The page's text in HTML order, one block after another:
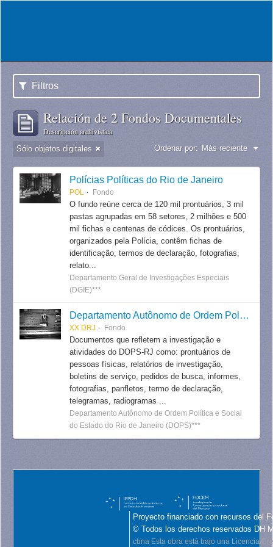
Filtros
Relación de 2 Fondos Documentales
Descripción archivística
Sólo objetos digitales Ordenar por: Más reciente
Polícias Políticas do Rio de Janeiro
POL Fondo
O fundo reúne cerca de 120 mil prontuários, 3 mil
pastas agrupadas em 58 setores, 2 milhões e 500
mil fichas e centenas de códices. Os prontuários,
organizados pela Polícia, contêm fichas de
identificação, termos de declaração, fotografias,
relato...
Departamento Geral de Investigações Especiais
(DGIE)***
Departamento Autônomo de Ordem Política e Social do Estado do Rio de Janeiro
XX DRJ Fondo
Documentos que refletem a investigação e
atividades do DOPS-RJ como: prontuários de
pessoas físicas, relatórios de investigação,
boletins de serviço, pedidos de busca, informes,
fotografias, panfletos, termo de declaração,
telegramas, radiogramas ...
Departamento Autônomo de Ordem Política e Social
do Estado do Rio de Janeiro (DOPS)***
Proyecto financiado con recursos del
© Todos los derechos reservados DH
cbna Esta obra está bajo una Licencia